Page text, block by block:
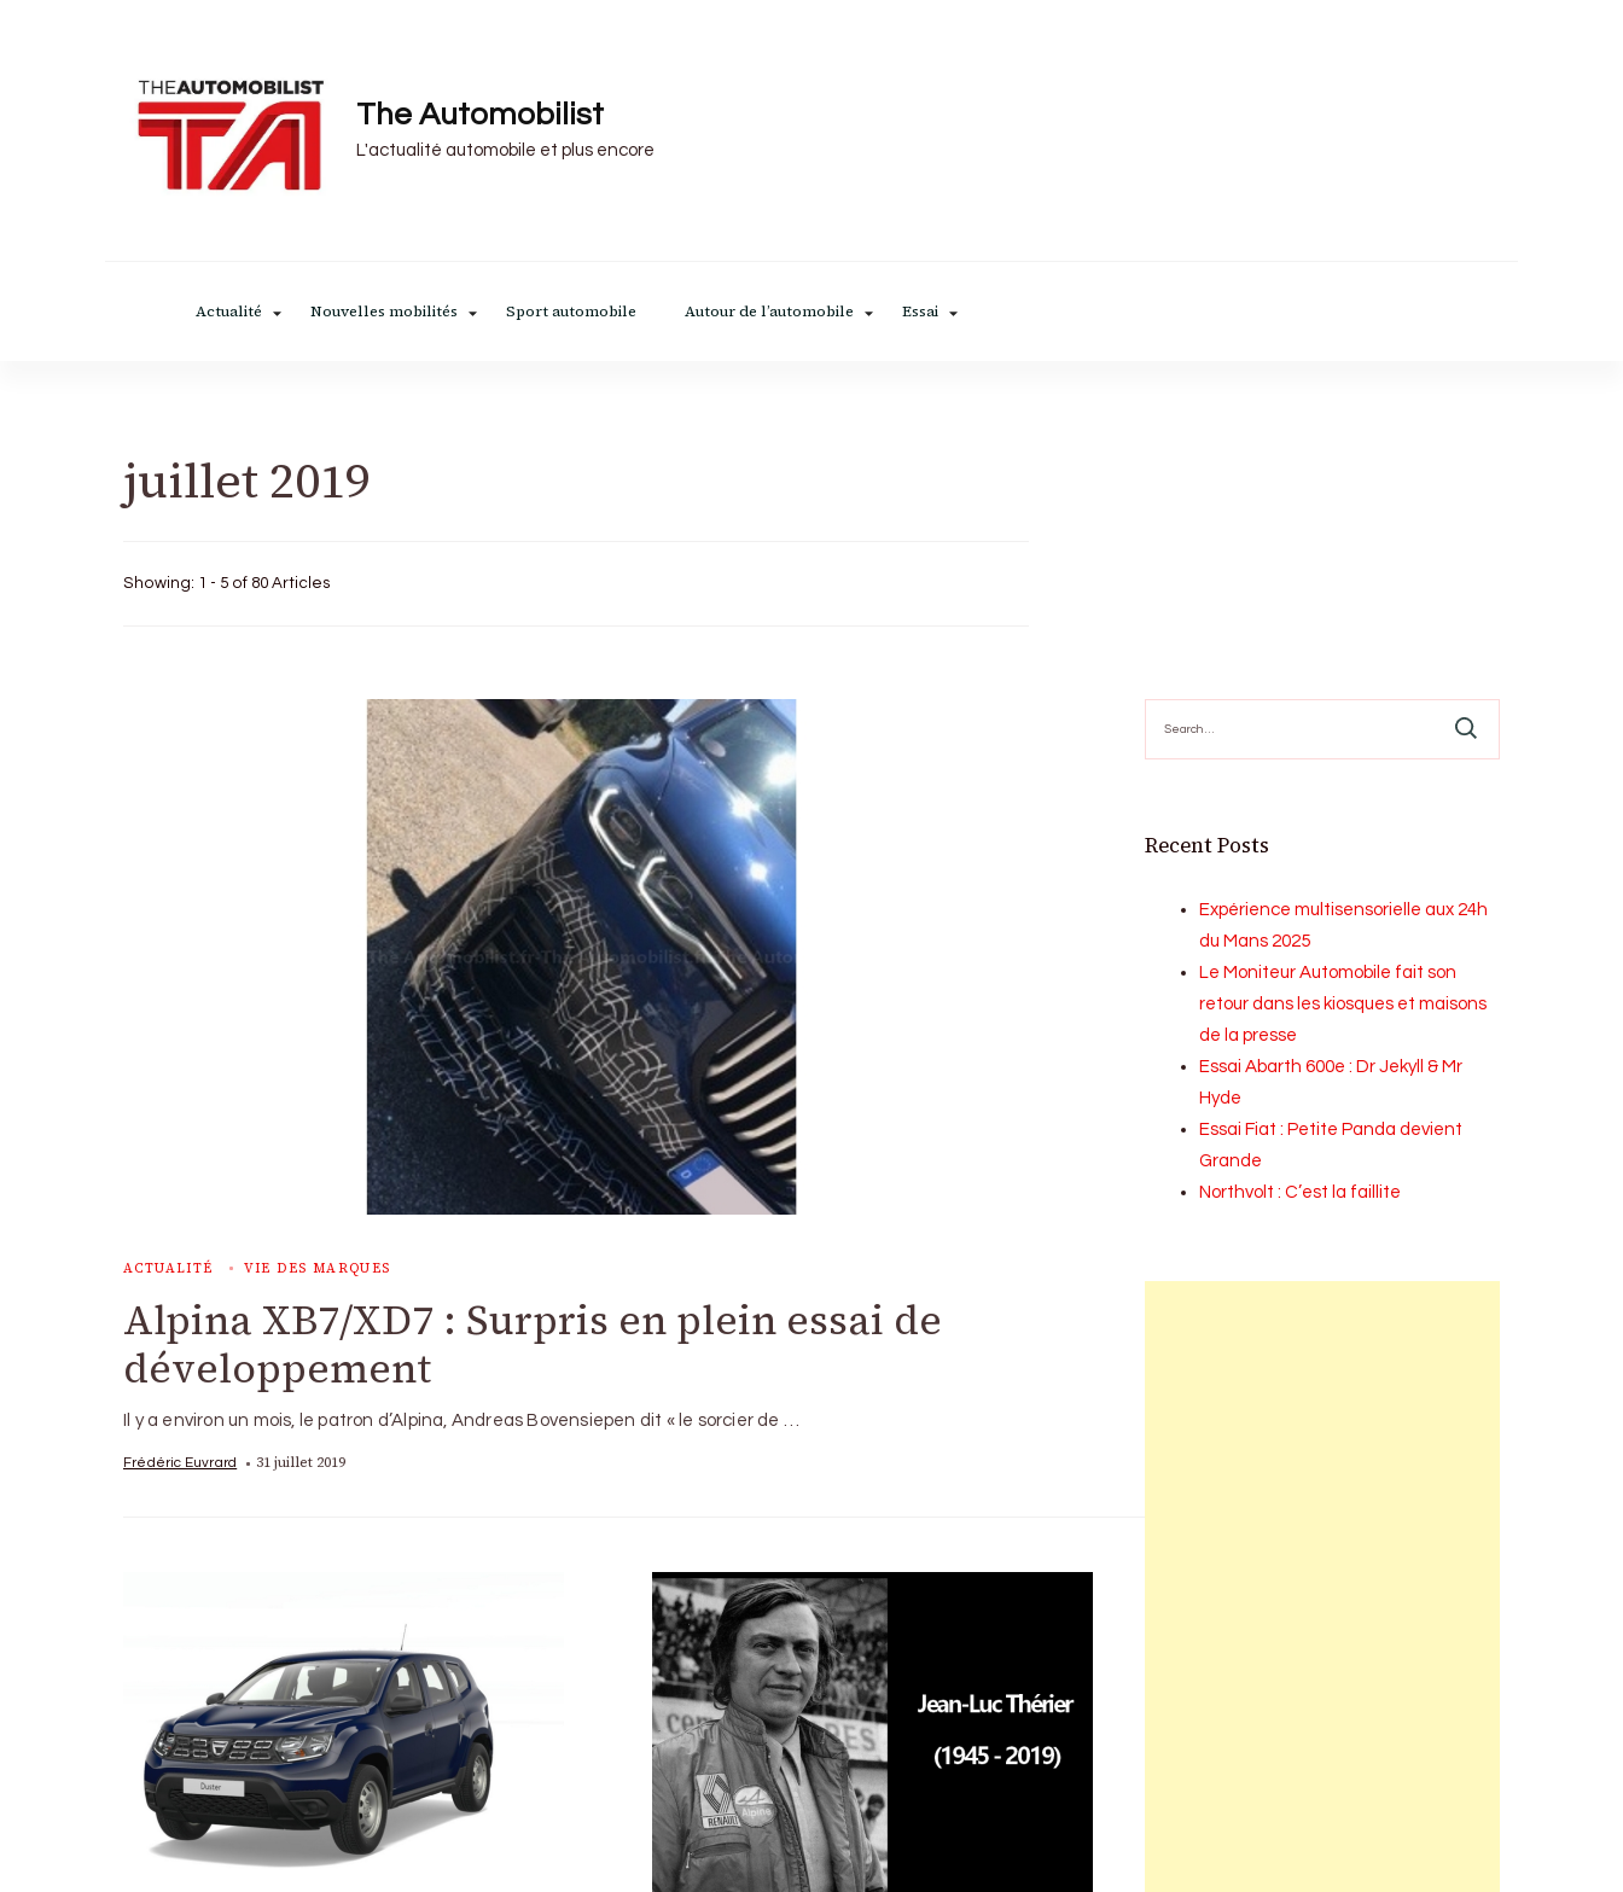
The Automobilist
L'actualité automobile et plus encore
Actualité Nouvelles mobilités Sport automobile Autour de l’automobile Essai
juillet 2019
Showing: 1 - 5 of 80 Articles
ACTUALITÉ VIE DES MARQUES
Alpina XB7/XD7 : Surpris en plein essai de
développement
Il y a environ un mois, le patron d’Alpina, Andreas Bovensiepen dit « le sorcier de …
Frédéric Euvrard 31 juillet 2019
for:
Recent Posts
Expérience multisensorielle aux 24h
du Mans 2025
Le Moniteur Automobile fait son
retour dans les kiosques et maisons
de la presse
Essai Abarth 600e : Dr Jekyll & Mr
Hyde
Essai Fiat : Petite Panda devient
Grande
Northvolt : C’est la faillite